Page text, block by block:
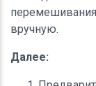
вручную.
Далее: